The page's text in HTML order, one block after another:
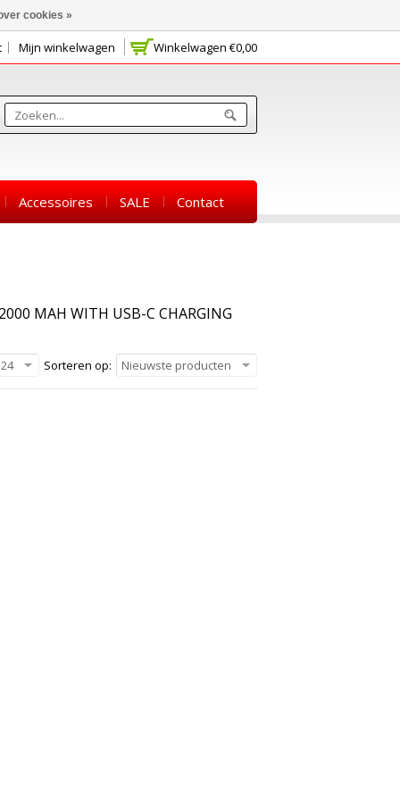
Winkelwagen €0,00
Mijn winkelwagen
Accessoires SALE Contact
MAH WITH USB-C CHARGING
Sorteren op: Nieuwste producten
24
cookies »